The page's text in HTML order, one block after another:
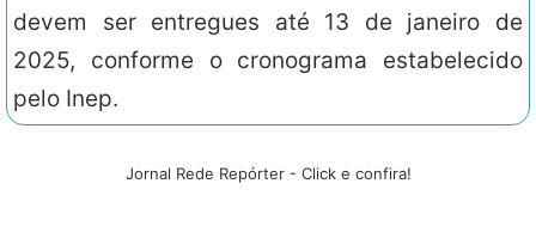
devem ser entregues até 13 de janeiro de
2025, conforme o cronograma estabelecido
pelo Inep.
Jornal Rede Repórter - Click e confira!